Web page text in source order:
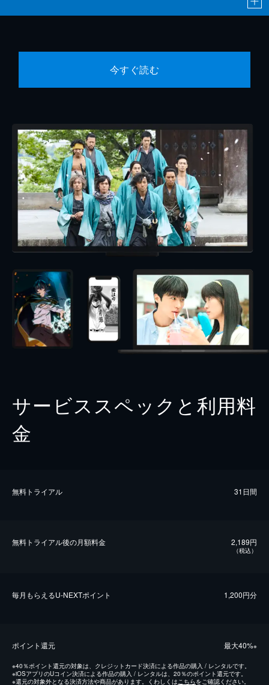
今すぐ読む
サービススペックと利用料
金
無料トライアル 31日間
無料トライアル後の⽉額料金 2,189円
（税込）
毎⽉もらえるU-NEXTポイント 1,200円分
ポイント還元 最⼤40%※
※40％ポイント還元の対象は、クレジットカード決済による作品の購入 / レンタルです。
※iOSアプリのUコイン決済による作品の購入 / レンタルは、20％のポイント還元です。
※還元の対象外となる決済方法や商品があります。くわしくはこちらをご確認ください。